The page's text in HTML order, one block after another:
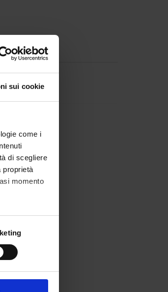
sui cookie
come i
di scegliere
proprietà
momento